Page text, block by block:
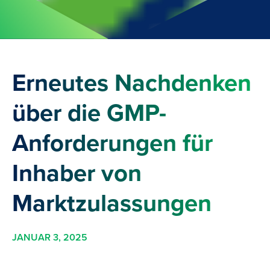
Erneutes Nachdenken
über die GMP-
Anforderungen für
Inhaber von
Marktzulassungen
JANUAR 3, 2025